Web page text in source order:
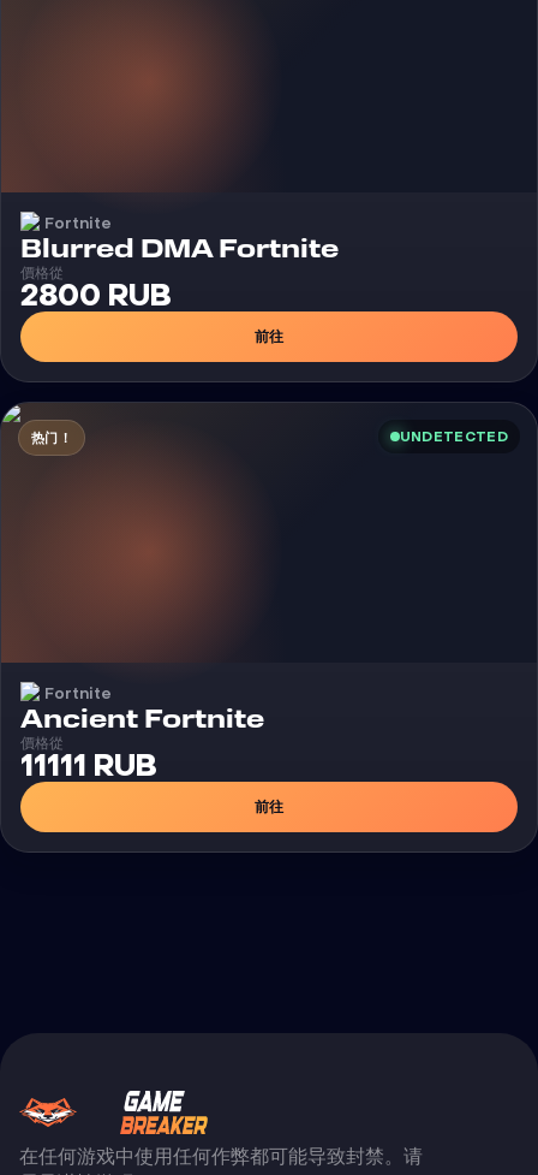
Fortnite
Blurred DMA Fortnite外挂
價格從
2800 RUB
前往
热门！ UNDETECTED
Fortnite
Ancient Fortnite外挂
價格從
11111 RUB
前往
在任何游戏中使用任何作弊都可能导致封禁。请